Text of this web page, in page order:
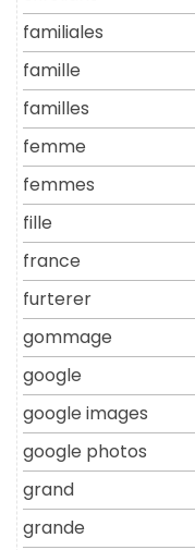
familiales
famille
familles
femme
femmes
fille
france
furterer
gommage
google
google images
google photos
grand
grande